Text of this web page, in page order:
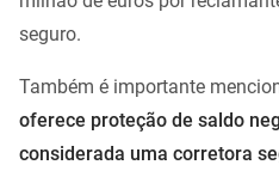
seguro.
Também é importante
oferece proteção de saldo
considerada uma corretora